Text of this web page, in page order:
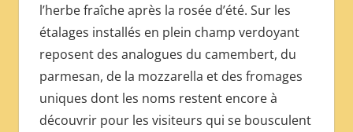
l’herbe fraîche après la rosée d’été. Sur les
étalages installés en plein champ verdoyant
reposent des analogues du camembert, du
parmesan, de la mozzarella et des fromages
uniques dont les noms restent encore à
découvrir pour les visiteurs qui se bousculent